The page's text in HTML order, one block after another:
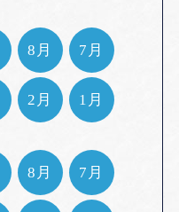
8月 7月
2月 1月
8月 7月